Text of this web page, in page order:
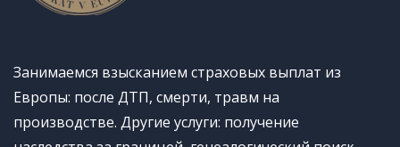
Занимаемся взысканием страховых выплат из
Европы: после ДТП, смерти, травм на
производстве. Другие услуги: получение